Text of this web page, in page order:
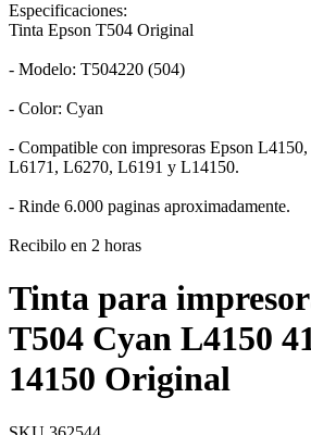
Especificaciones:
Tinta Epson T504 Original
- Modelo: T504220 (504)
- Color: Cyan
- Compatible con impresoras Epson
L6171, L6270, L6191 y L14150.
- Rinde 6.000 paginas aproximadamente.
Recibilo en 2 horas
Tinta para
T504 Cyan L4150
14150 Original